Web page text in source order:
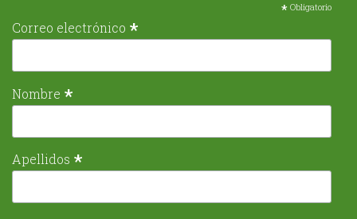
* Obligatorio
Correo electrónico *
Nombre *
Apellidos *